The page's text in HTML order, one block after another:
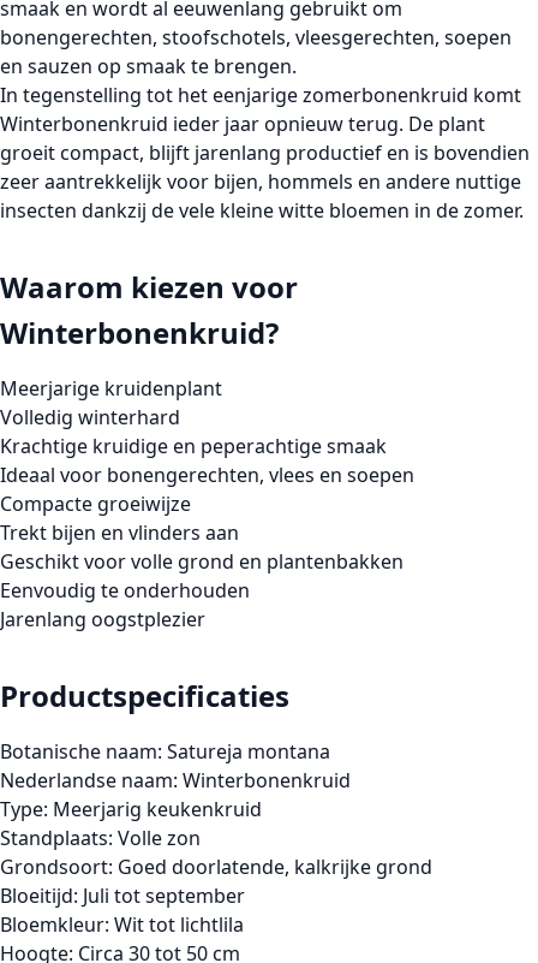
bonengerechten, stoofschotels, vleesgerechten, soepen
en sauzen op smaak te brengen.
In tegenstelling tot het eenjarige zomerbonenkruid komt
Winterbonenkruid ieder jaar opnieuw terug. De plant
groeit compact, blijft jarenlang productief en is bovendien
zeer aantrekkelijk voor bijen, hommels en andere nuttige
insecten dankzij de vele kleine witte bloemen in de zomer.
Waarom kiezen voor
Winterbonenkruid?
Meerjarige kruidenplant
Volledig winterhard
Krachtige kruidige en peperachtige smaak
Ideaal voor bonengerechten, vlees en soepen
Compacte groeiwijze
Trekt bijen en vlinders aan
Geschikt voor volle grond en plantenbakken
Eenvoudig te onderhouden
Jarenlang oogstplezier
Productspecificaties
Botanische naam: Satureja montana
Nederlandse naam: Winterbonenkruid
Type: Meerjarig keukenkruid
Standplaats: Volle zon
Grondsoort: Goed doorlatende, kalkrijke grond
Bloeitijd: Juli tot september
Bloemkleur: Wit tot lichtlila
Hoogte: Circa 30 tot 50 cm